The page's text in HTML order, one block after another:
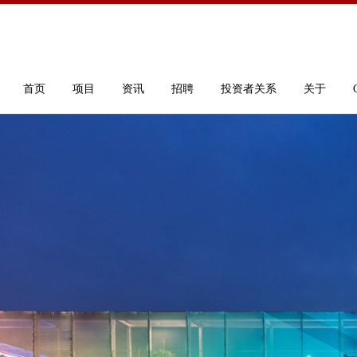
首页 项目 资讯 招聘 投资者关系 关于